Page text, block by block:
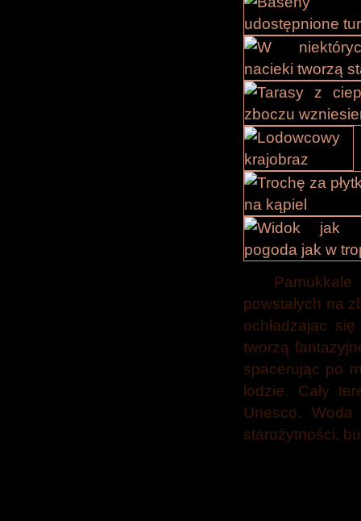
powstałych na
ochładzając
tworzą
spacerując po
lodzie. Cały
Unesco.
starożytności,